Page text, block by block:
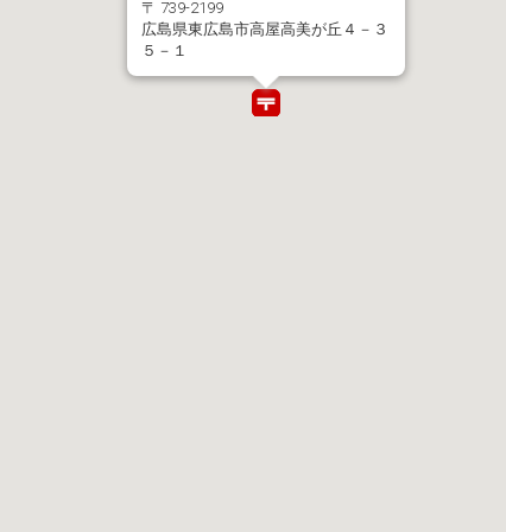
〒 739-2199
広島県東広島市高屋高美が丘４－３
５－１